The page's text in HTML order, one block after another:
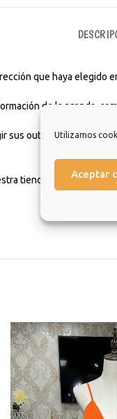
Utilizamos
Aceptar
que haya elegido
de la prenda,
sus outfits diarios para
tienda y esperamos